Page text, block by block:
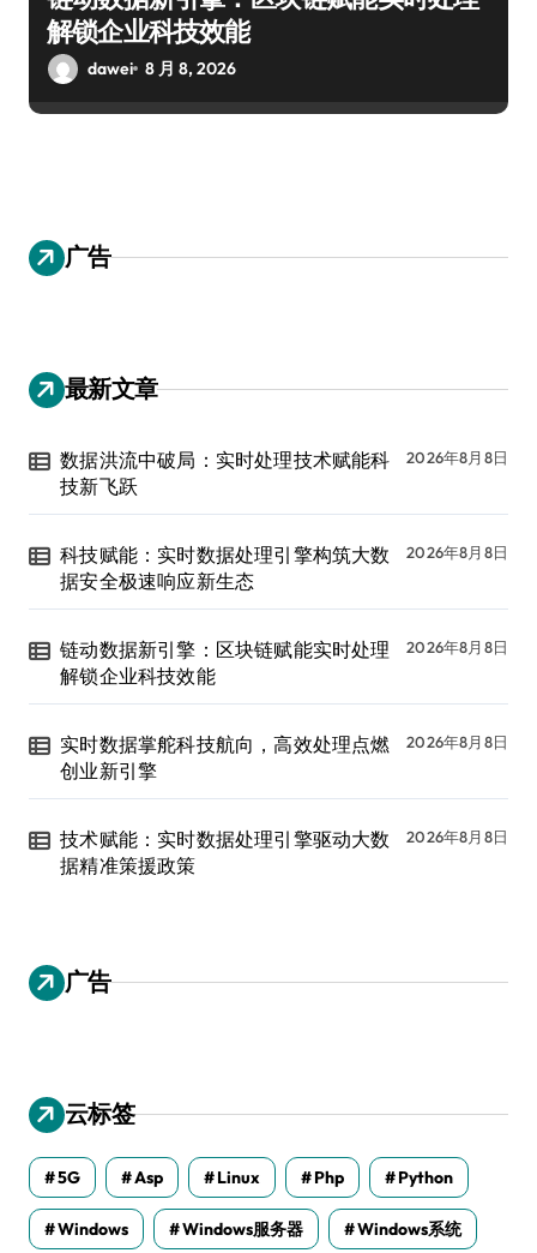
解锁企业科技效能
dawei 8 月 8, 2026
广告
最新文章
数据洪流中破局：实时处理技术赋能科
技新飞跃
2026年8月8日
科技赋能：实时数据处理引擎构筑大数
据安全极速响应新生态
2026年8月8日
链动数据新引擎：区块链赋能实时处理
解锁企业科技效能
2026年8月8日
实时数据掌舵科技航向，高效处理点燃
创业新引擎
2026年8月8日
技术赋能：实时数据处理引擎驱动大数
据精准策援政策
2026年8月8日
广告
云标签
5G Asp Linux Php Python
Windows Windows服务器 Windows系统